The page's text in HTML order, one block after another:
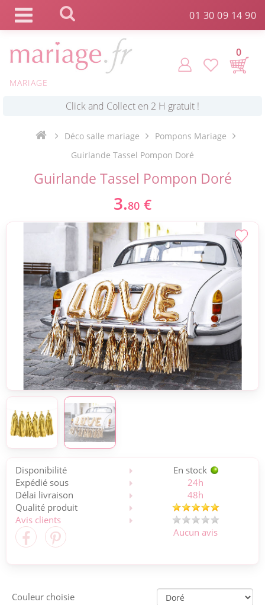
01 30 09 14 90
MARIAGE
0
Payez votre commande en 4X sans frais
Déco salle mariage
Pompons Mariage
Guirlande Tassel Pompon Doré
Guirlande Tassel Pompon Doré
3.80 €
Disponibilité
En stock
Expédié sous
24h
Délai livraison
48h
Qualité produit
Avis clients
Aucun avis
Couleur choisie
Panneau de gestion des cookies